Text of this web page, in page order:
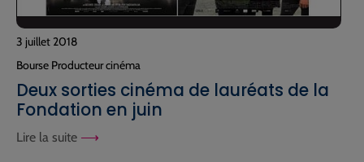
3 juillet 2018
Bourse Producteur cinéma
Deux sorties cinéma de lauréats de la
Fondation en juin
Lire la suite